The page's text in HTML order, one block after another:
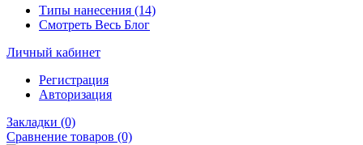
Типы нанесения (14)
Смотреть Весь Блог
Личный кабинет
Регистрация
Авторизация
Закладки (0)
Сравнение товаров (0)